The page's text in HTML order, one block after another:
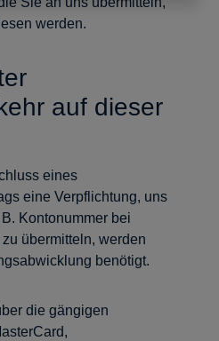
werden.
auf dieser
eines
eine Verpflichtung, uns
Kontonummer bei
übermitteln, werden
benötigt.
die gängigen